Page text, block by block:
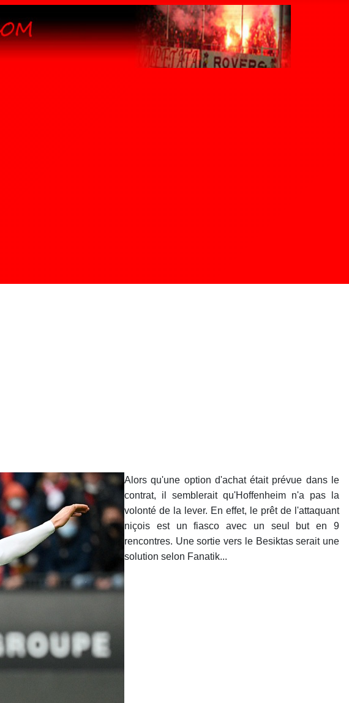
Alors qu'une option d'achat était prévue dans le
contrat, il semblerait qu'Hoffenheim n'a pas la
volonté de la lever. En effet, le prêt de l'attaquant
niçois est un fiasco avec un seul but en 9
rencontres. Une sortie vers le Besiktas serait une
solution selon Fanatik...